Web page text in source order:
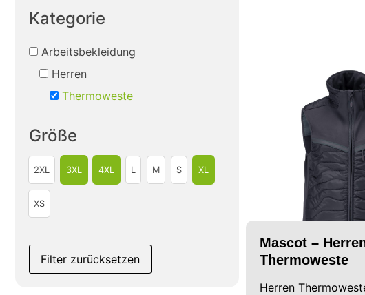
Kategorie
Arbeitsbekleidung
Herren
Thermoweste
Größe
2XL 3XL 4XL L M S XL
XS
Filter zurücksetzen
Mascot –
Thermoweste
Herren